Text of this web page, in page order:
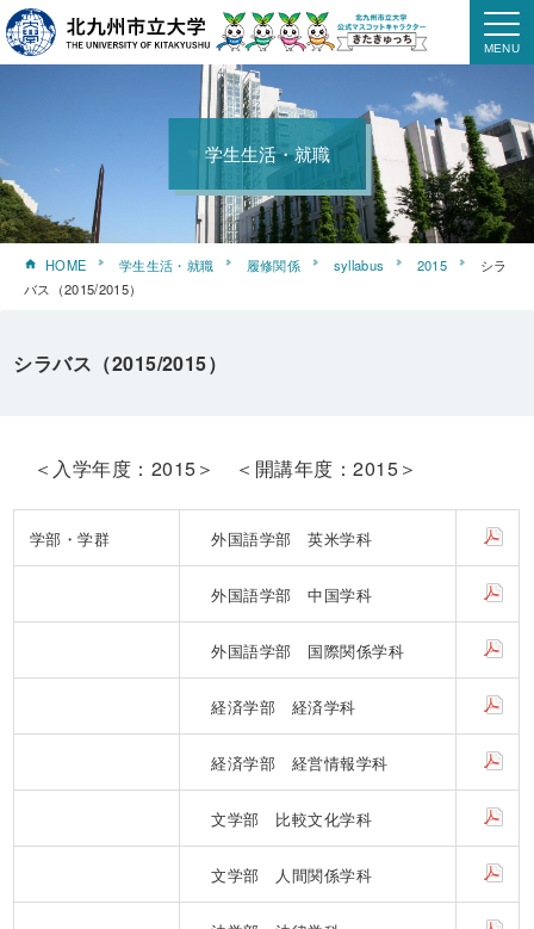
学生生活・就職
HOME 学生生活・就職 履修関係 syllabus 2015
シラ
バス（2015/2015）
シラバス（2015/2015）
＜入学年度：2015＞ ＜開講年度：2015＞
学部・学群 外国語学部 英米学科
外国語学部 中国学科
外国語学部 国際関係学科
経済学部 経済学科
経済学部 経営情報学科
文学部 比較文化学科
文学部 人間関係学科